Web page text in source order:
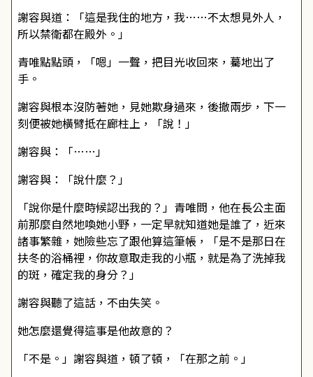
謝容與道：「這是我住的地方，我……不太想見外人，
所以禁衛都在殿外。」
青唯點點頭，「嗯」一聲，把目光收回來，驀地出了
手。
謝容與根本沒防著她，見她欺身過來，後撤兩步，下一
刻便被她橫臂抵在廊柱上，「說！」
謝容與：「……」
謝容與：「說什麼？」
「說你是什麼時候認出我的？」青唯問，他在長公主面
前那麼自然地喚她小野，一定早就知道她是誰了，近來
諸事繁雜，她險些忘了跟他算這筆帳，「是不是那日在
扶冬的浴桶裡，你故意取走我的小瓶，就是為了洗掉我
的斑，確定我的身分？」
謝容與聽了這話，不由失笑。
她怎麼還覺得這事是他故意的？
「不是。」謝容與道，頓了頓，「在那之前。」